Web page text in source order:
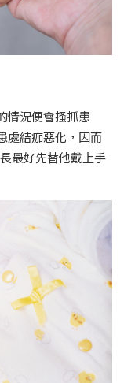
情況便會搔抓患
處結痂惡化，因而
最好先替他戴上手